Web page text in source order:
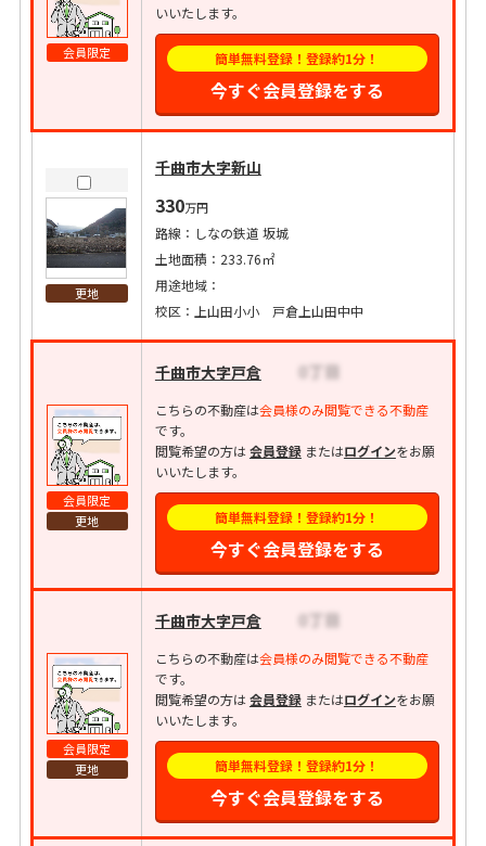
会員限定
いいたします。
簡単無料登録！登録約1分！
今すぐ会員登録をする
更地
千曲市大字新山
330万円
路線：しなの鉄道 坂城
土地面積：233.76㎡
用途地域：
校区：上山田小小 戸倉上山田中中
会員限定
更地
千曲市大字戸倉
こちらの不動産は会員様のみ閲覧できる不動産
です。
閲覧希望の方は会員登録またはログインをお願
いいたします。
簡単無料登録！登録約1分！
今すぐ会員登録をする
会員限定
更地
千曲市大字戸倉
こちらの不動産は会員様のみ閲覧できる不動産
です。
閲覧希望の方は会員登録またはログインをお願
いいたします。
簡単無料登録！登録約1分！
今すぐ会員登録をする